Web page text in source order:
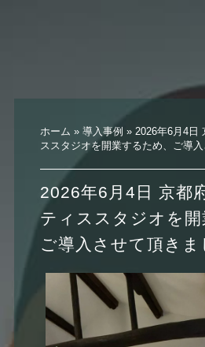
ホーム » 導入事例 » 2026年6月4日
ススタジオを開業するため、ご導入
2026年6月4日 京都
ティススタジオを開
ご導入させて頂きま